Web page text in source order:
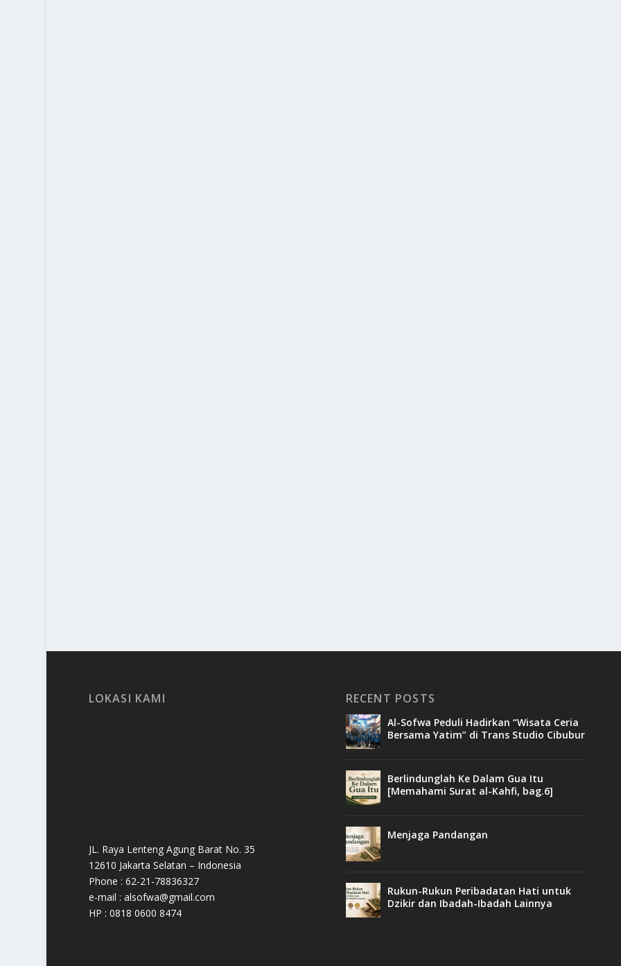
LOKASI KAMI
JL. Raya Lenteng Agung Barat No. 35
12610 Jakarta Selatan – Indonesia
Phone : 62-21-78836327
e-mail : alsofwa@gmail.com
HP : 0818 0600 8474
RECENT POSTS
Al-Sofwa Peduli Hadirkan “Wisata Ceria
Bersama Yatim” di Trans Studio Cibubur
Berlindunglah Ke Dalam Gua Itu
[Memahami Surat al-Kahfi, bag.6]
Menjaga Pandangan
Rukun-Rukun Peribadatan Hati untuk
Dzikir dan Ibadah-Ibadah Lainnya